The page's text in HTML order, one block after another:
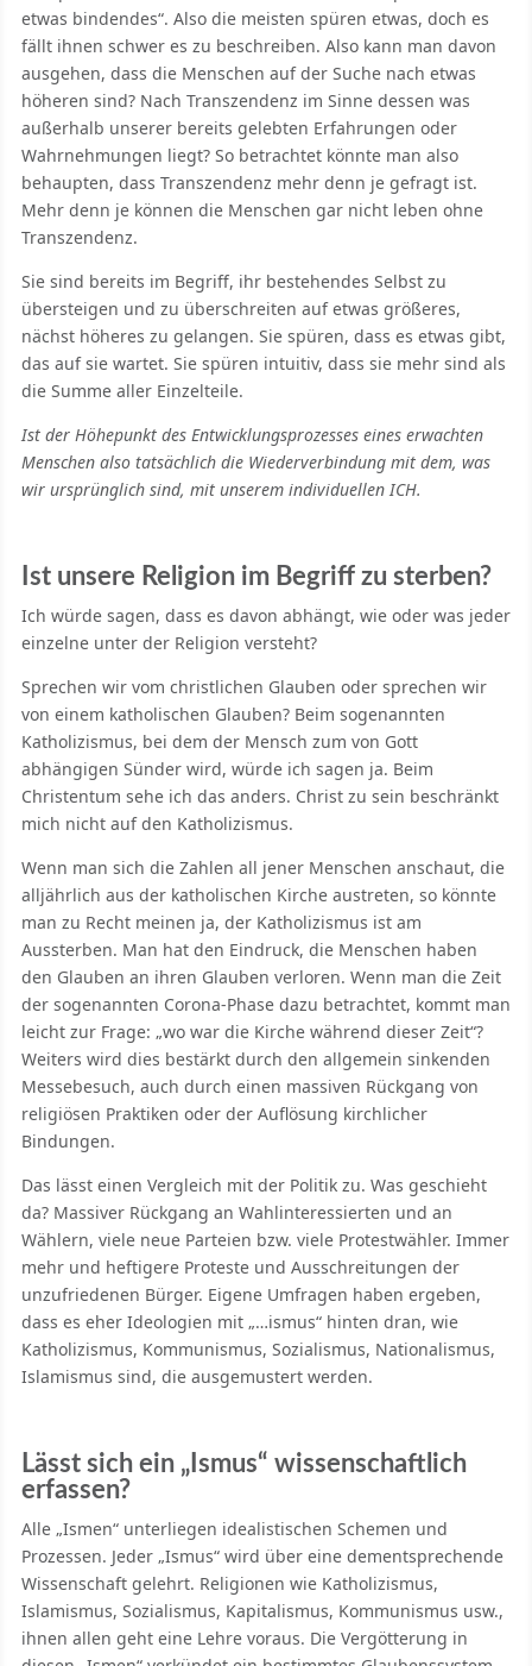
etwas bindendes“. Also die meisten spüren etwas, doch es
fällt ihnen schwer es zu beschreiben. Also kann man davon
ausgehen, dass die Menschen auf der Suche nach etwas
höheren sind? Nach Transzendenz im Sinne dessen was
außerhalb unserer bereits gelebten Erfahrungen oder
Wahrnehmungen liegt? So betrachtet könnte man also
behaupten, dass Transzendenz mehr denn je gefragt ist.
Mehr denn je können die Menschen gar nicht leben ohne
Transzendenz.
Sie sind bereits im Begriff, ihr bestehendes Selbst zu
übersteigen und zu überschreiten auf etwas größeres,
nächst höheres zu gelangen. Sie spüren, dass es etwas gibt,
das auf sie wartet. Sie spüren intuitiv, dass sie mehr sind als
die Summe aller Einzelteile.
Ist der Höhepunkt des Entwicklungsprozesses eines erwachten
Menschen also tatsächlich die Wiederverbindung mit dem, was
wir ursprünglich sind, mit unserem individuellen ICH.
Ist unsere Religion im Begriff zu sterben?
Ich würde sagen, dass es davon abhängt, wie oder was jeder
einzelne unter der Religion versteht?
Sprechen wir vom christlichen Glauben oder sprechen wir
von einem katholischen Glauben? Beim sogenannten
Katholizismus, bei dem der Mensch zum von Gott
abhängigen Sünder wird, würde ich sagen ja. Beim
Christentum sehe ich das anders. Christ zu sein beschränkt
mich nicht auf den Katholizismus.
Wenn man sich die Zahlen all jener Menschen anschaut, die
alljährlich aus der katholischen Kirche austreten, so könnte
man zu Recht meinen ja, der Katholizismus ist am
Aussterben. Man hat den Eindruck, die Menschen haben
den Glauben an ihren Glauben verloren. Wenn man die Zeit
der sogenannten Corona-Phase dazu betrachtet, kommt man
leicht zur Frage: „wo war die Kirche während dieser Zeit“?
Weiters wird dies bestärkt durch den allgemein sinkenden
Messebesuch, auch durch einen massiven Rückgang von
religiösen Praktiken oder der Auflösung kirchlicher
Bindungen.
Das lässt einen Vergleich mit der Politik zu. Was geschieht
da? Massiver Rückgang an Wahlinteressierten und an
Wählern, viele neue Parteien bzw. viele Protestwähler. Immer
mehr und heftigere Proteste und Ausschreitungen der
unzufriedenen Bürger. Eigene Umfragen haben ergeben,
dass es eher Ideologien mit „…ismus“ hinten dran, wie
Katholizismus, Kommunismus, Sozialismus, Nationalismus,
Islamismus sind, die ausgemustert werden.
Lässt sich ein „Ismus“ wissenschaftlich
erfassen?
Alle „Ismen“ unterliegen idealistischen Schemen und
Prozessen. Jeder „Ismus“ wird über eine dementsprechende
Wissenschaft gelehrt. Religionen wie Katholizismus,
Islamismus, Sozialismus, Kapitalismus, Kommunismus usw.,
ihnen allen geht eine Lehre voraus. Die Vergötterung in